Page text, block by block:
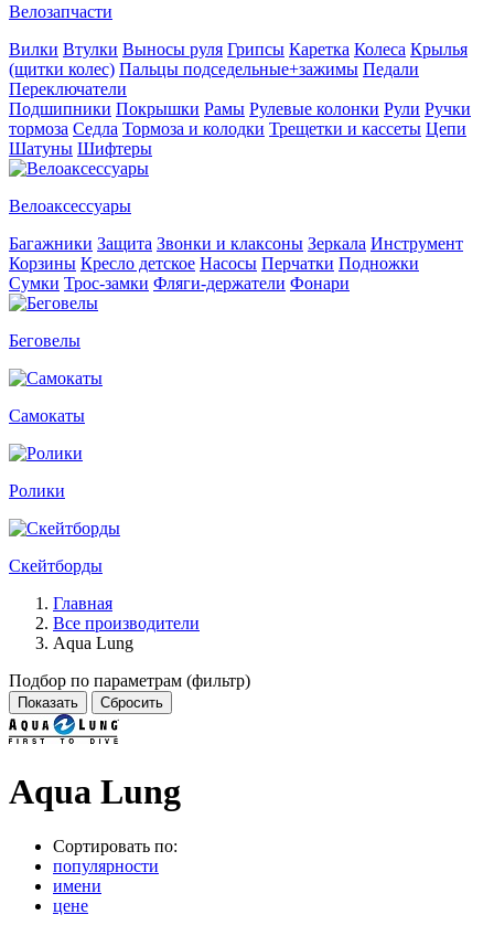
Велозапчасти
Вилки Втулки Выносы руля Грипсы Каретка Колеса Крылья
(щитки колес) Пальцы подседельные+зажимы Педали
Переключатели
Подшипники Покрышки Рамы Рулевые колонки Рули Ручки
тормоза Седла Тормоза и колодки Трещетки и кассеты Цепи
Шатуны Шифтеры
Велоаксессуары
Багажники Защита Звонки и клаксоны Зеркала Инструмент
Корзины Кресло детское Насосы Перчатки Подножки
Сумки Трос-замки Фляги-держатели Фонари
Беговелы
Самокаты
Ролики
Скейтборды
Главная
Все производители
Aqua Lung
Подбор по параметрам (фильтр)
Aqua Lung
Сортировать по:
популярности
имени
цене